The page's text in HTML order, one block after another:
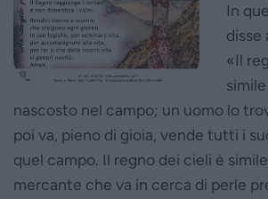
In
disse
«Il
nascosto nel campo; un uomo lo
poi va, pieno di gioia, vende tutti i
quel campo. Il regno dei cieli è
mercante che va in cerca di perle